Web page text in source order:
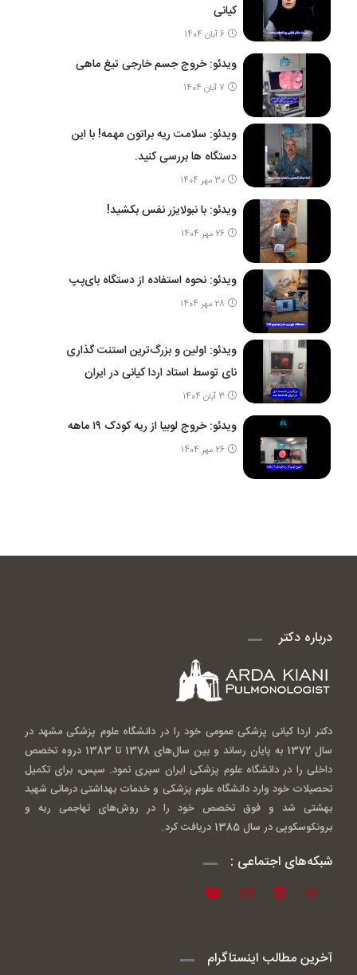
کیانی
6 آبان 1404
ویدئو: خروج جسم خارجی تیغ ماهی
7 آبان 1404
ویدئو: سلامت ریه براتون مهمه! با این
دستگاه ها بررسی کنید.
30 مهر 1404
ویدئو: با نبولایزر نفس بکشید!
26 مهر 1404
ویدئو: نحوه استفاده از دستگاه بای‌پپ
28 مهر 1404
ویدئو: اولین و بزرگ‌ترین استنت گذاری
نای توسط استاد اردا کیانی در ایران
3 آبان 1404
ویدئو: خروج لوبیا از ریه کودک ۱۹ ماهه
26 مهر 1404
درباره دکتر
دکتر اردا کیانی پزشکی عمومی خود را در دانشگاه علوم پزشکی مشهد در
سال 1372 به پایان رساند و بین سال‌های 1378 تا 1383 دروه تخصص
داخلی را در دانشگاه علوم پزشکی ایران سپری نمود. سپس، برای تکمیل
تحصیلات خود وارد دانشگاه علوم پزشکی و خدمات بهداشتی درمانی شهید
بهشتی شد و فوق تخصص خود را در روش‌های تهاجمی ریه و
برونکوسکوپی در سال 1385 دریافت کرد.
شبکه‌های اجتماعی :
آخرین مطالب اینستاگرام